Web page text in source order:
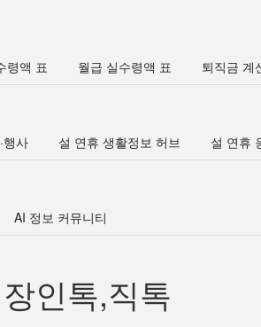
령액 표 월급 실수령액 표 퇴직금 계
행사 설 연휴 생활정보 허브 설 연휴
AI 정보 커뮤니티
인톡,직톡